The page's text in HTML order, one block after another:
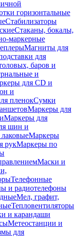
горизонтальные
Стабилизаторы
Стаканы, бокалы,
маркерные
Магниты для
для
баров и
и
для CD и
и
пленокСумки
Маркеры для
Маркеры для
шин и
Маркеры
рукМаркеры по
Маски и
Телефонные
и радиотелефоны
Мел, графит,
Тепловентиляторы
и карандаши
Метеостанции и
для